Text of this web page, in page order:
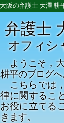
大阪の弁護士 大澤 耕
弁護士
オフィシ
ようこそ，
耕平のブログへ
こちらでは
律に関するこ
お役に立てる
きます。